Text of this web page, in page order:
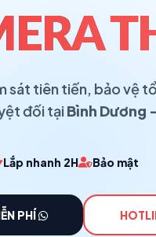
sát tiên tiến, bảo vệ
đối tại Bình Dương
Lắp nhanh 2H Bảo mật
PHÍ